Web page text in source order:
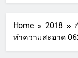
Home 2018
ทำความสะอาด